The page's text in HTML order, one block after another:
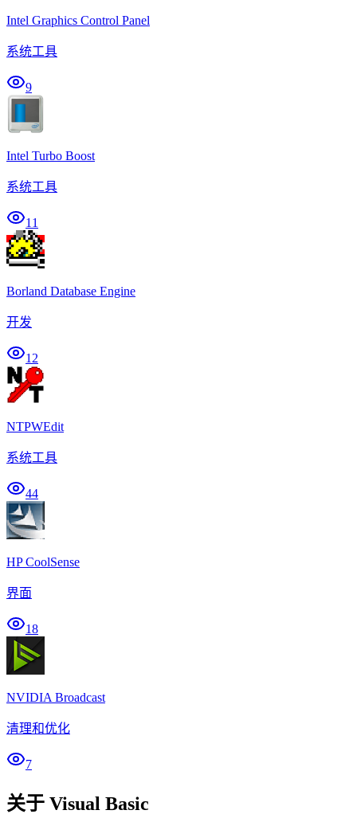
Intel Graphics Control Panel
系统工具
9
Intel Turbo Boost
系统工具
11
Borland Database Engine
开发
12
NTPWEdit
系统工具
44
HP CoolSense
界面
18
NVIDIA Broadcast
清理和优化
7
关于 Visual Basic